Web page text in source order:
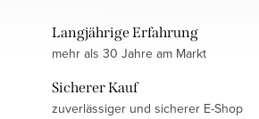
Langjährige Erfahrung
mehr als 30 Jahre am Markt
Sicherer Kauf
zuverlässiger und sicherer E-Shop